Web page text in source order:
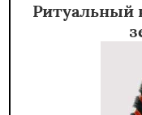
Ритуальный